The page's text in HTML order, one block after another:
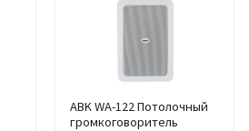
ABK WA-122 Потолочный
громкоговоритель